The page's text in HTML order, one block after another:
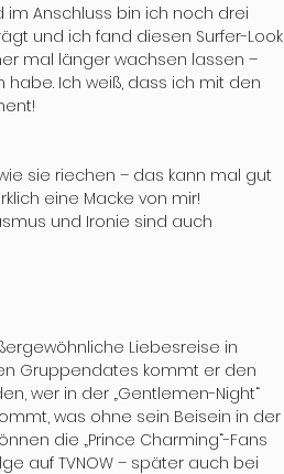
im Anschluss bin ich noch drei
und ich fand diesen Surfer-Look
mal länger wachsen lassen –
Ich weiß, dass ich mit den
sie riechen – das kann mal gut
eine Macke von mir!
und Ironie sind auch
Liebesreise in
Gruppendates kommt er den
wer in der „Gentlemen-Night“
was ohne sein Beisein in der
die „Prince Charming“-Fans
auf TVNOW – später auch bei